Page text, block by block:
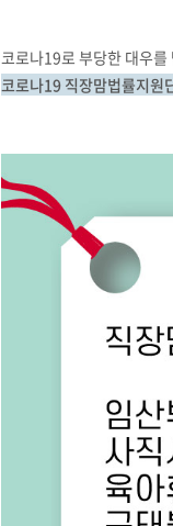
코로나19로 부당한 대우를
코로나19 직장맘법률지원